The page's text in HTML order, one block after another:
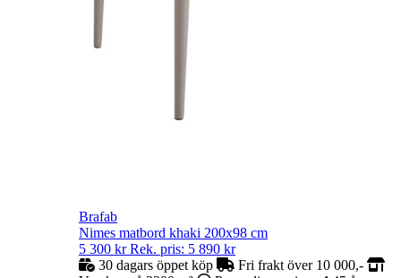
Brafab
Nimes matbord khaki 200x98 cm
5 300 kr Rek. pris: 5 890 kr
30 dagars öppet köp
Fri frakt över 10 000,-